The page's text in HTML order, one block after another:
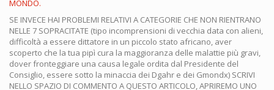
MONDO.
SE INVECE HAI PROBLEMI RELATIVI A CATEGORIE CHE NON RIENTRANO
NELLE 7 SOPRACITATE (tipo incomprensioni di vecchia data con alieni,
difficoltà a essere dittatore in un piccolo stato africano, aver
scoperto che la tua pipì cura la maggioranza delle malattie più gravi,
dover fronteggiare una causa legale ordita dal Presidente del
Consiglio, essere sotto la minaccia dei Dgahr e dei Gmondx) SCRIVI
NELLO SPAZIO DI COMMENTO A QUESTO ARTICOLO, APRIREMO UNO